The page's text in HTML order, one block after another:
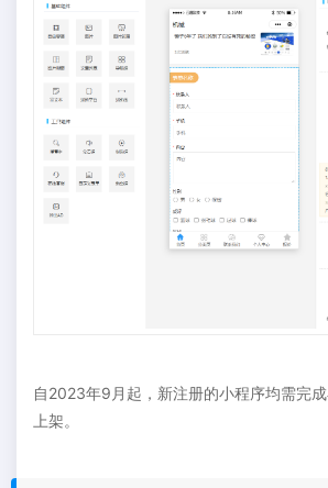
自2023年9月起，新注册的小程序均需完
上架。